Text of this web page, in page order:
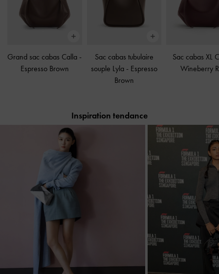
Grand sac cabas Calla -
Espresso Brown
Sac cabas tubulaire
souple Lyla - Espresso
Brown
Sac cabas XL
Wineberry
Inspiration tendance